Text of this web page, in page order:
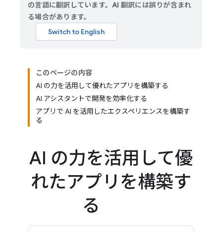
の言語に翻訳しています。AI 翻訳には誤りが含まれ
る場合があります。
このページの内容
AI の力を活用して優れたアプリを構築する
AI アシスタントで開発を効率化する
アプリで AI を活用したエクスペリエンスを構築す
る
AI の力を活用して優
れたアプリを構築す
る